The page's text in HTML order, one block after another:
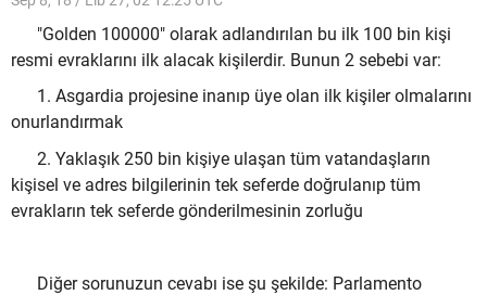
"Golden 100000" olarak adlandırılan bu ilk 100 bin kişi
resmi evraklarını ilk alacak kişilerdir. Bunun 2 sebebi var:
1. Asgardia projesine inanıp üye olan ilk kişiler olmalarını
onurlandırmak
2. Yaklaşık 250 bin kişiye ulaşan tüm vatandaşların
kişisel ve adres bilgilerinin tek seferde doğrulanıp tüm
evrakların tek seferde gönderilmesinin zorluğu
Diğer sorunuzun cevabı ise şu şekilde: Parlamento